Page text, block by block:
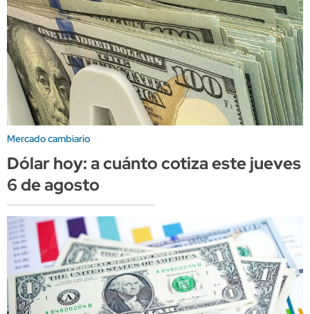
Mercado cambiario
Dólar hoy: a cuánto cotiza este jueves
6 de agosto